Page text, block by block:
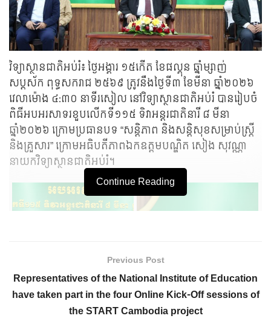
វិទ្យាស្ថានជាតិអប់រំ៖ ថ្ងៃអង្គារ ១៥កើត ខែផល្គុន ឆ្នាំម្សាញ់
សប្តស័ក ពុទ្ធសករាជ ២៥៦៩ ត្រូវនឹងថ្ងៃទី៣ ខែមីនា ឆ្នាំ២០២៦
វេលាម៉ោង ៤:៣០ នាទីរសៀល នៅវិទ្យាស្ថានជាតិអប់រំ បានរៀបចំ
ពិធីអបអរសាទរខួបលើកទី១១៥ ទិវាអន្តរជាតិនារី ៨ មីនា
ឆ្នាំ២០២៦ ក្រោមប្រធានបទ “សន្តិភាព និងសន្តិសុខសម្រាប់ស្ត្រី
និងគ្រួសារ” ក្រោមអធិបតីភាពឯកឧត្តមបណ្ឌិត សៀង សុវណ្ណា
នាយកវិទ្យាស្ថានជាតិអប់រំ។
Continue Reading
Previous Post
Representatives of the National Institute of Education
have taken part in the four Online Kick-Off sessions of
the START Cambodia project